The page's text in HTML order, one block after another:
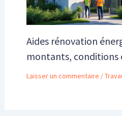
Aides rénovation
montants, conditions
Laisser un commentaire /